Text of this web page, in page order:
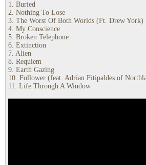
1. Buried
2. Nothing To Lose
3. The Worst Of Both Worlds (Ft. Drew York)
4. My Conscience
5. Broken Telephone
6. Extinction
7. Alien
8. Requiem
9. Earth Gazing
10. Follower (feat. Adrian Fitipaldes of
11. Life Through A Window